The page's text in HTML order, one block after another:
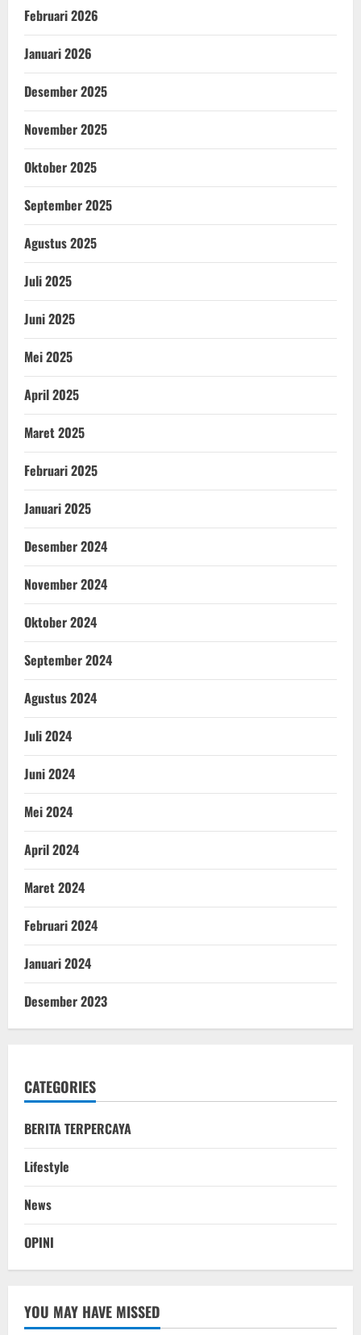
Februari 2026
Januari 2026
Desember 2025
November 2025
Oktober 2025
September 2025
Agustus 2025
Juli 2025
Juni 2025
Mei 2025
April 2025
Maret 2025
Februari 2025
Januari 2025
Desember 2024
November 2024
Oktober 2024
September 2024
Agustus 2024
Juli 2024
Juni 2024
Mei 2024
April 2024
Maret 2024
Februari 2024
Januari 2024
Desember 2023
CATEGORIES
BERITA TERPERCAYA
Lifestyle
News
OPINI
YOU MAY HAVE MISSED